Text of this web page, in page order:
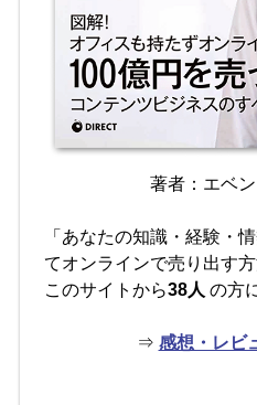
著者：エベ
「あなたの知識・経験・
てオンラインで売り出す方
このサイトから38人の方
⇒ 感想・レビ